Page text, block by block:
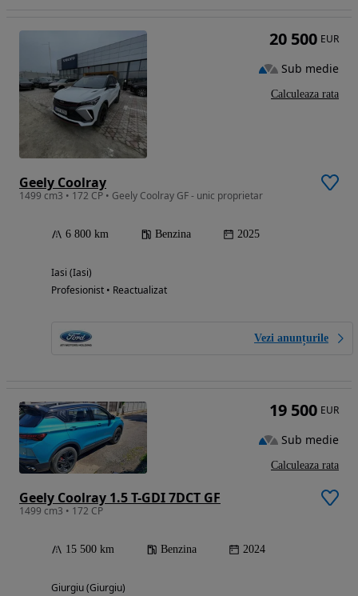
Geely Coolray
1499 cm3 • 172 CP • Geely Coolray GF - unic proprietar
6 800 km Benzina 2025
Iasi (Iasi)
Profesionist • Reactualizat
Vezi anunțurile
20 500 EUR
Sub medie
Calculeaza rata
Geely Coolray 1.5 T-GDI 7DCT GF
1499 cm3 • 172 CP
15 500 km Benzina 2024
Giurgiu (Giurgiu)
19 500 EUR
Sub medie
Calculeaza rata